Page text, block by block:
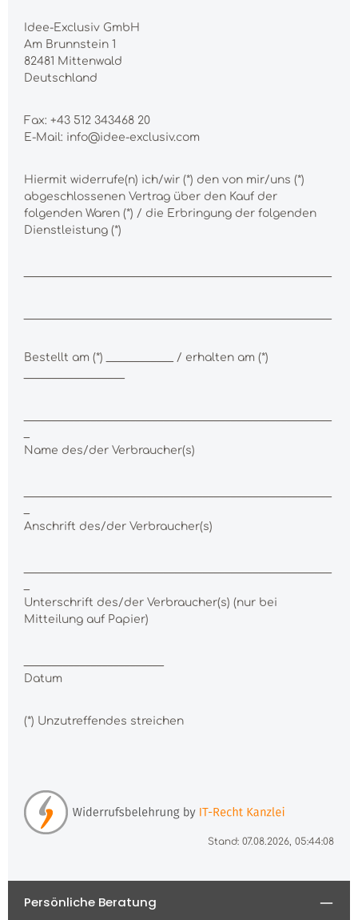
Idee-Exclusiv GmbH
Am Brunnstein 1
82481 Mittenwald
Deutschland
Fax: +43 512 343468 20
E-Mail: info@idee-exclusiv.com
Hiermit widerrufe(n) ich/wir (*) den von mir/uns (*)
abgeschlossenen Vertrag über den Kauf der
folgenden Waren (*) / die Erbringung der folgenden
Dienstleistung (*)
Bestellt am (*) ____________ / erhalten am (*)
Name des/der Verbraucher(s)
Anschrift des/der Verbraucher(s)
Unterschrift des/der Verbraucher(s) (nur bei
Mitteilung auf Papier)
Datum
(*) Unzutreffendes streichen
Stand: 07.08.2026, 05:44:08
Persönliche Beratung